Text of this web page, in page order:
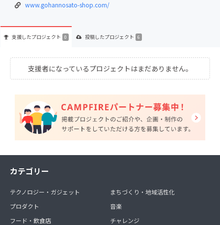
www.gohannosato-shop.com/
支援したプロジェクト 0 投稿したプロジェクト 6
支援者になっているプロジェクトはまだありません。
カテゴリー
テクノロジー・ガジェット
プロダクト
フード・飲食店
まちづくり・地域活性化
音楽
チャレンジ